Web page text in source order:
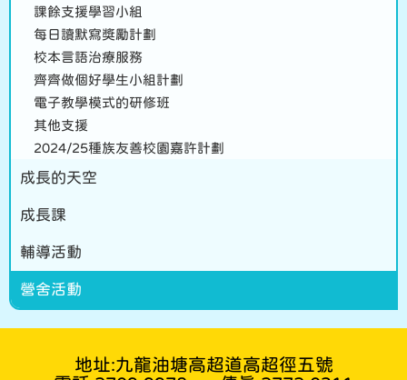
課餘支援學習小組
每日讀默寫獎勵計劃
校本言語治療服務
齊齊做個好學生小組計劃
電子教學模式的研修班
其他支援
2024/25種族友善校園嘉許計劃
成長的天空
成長課
輔導活動
營舍活動
地址:九龍油塘高超道高超徑五號